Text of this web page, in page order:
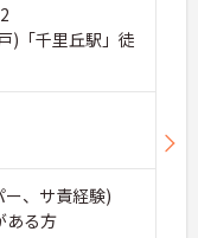
)「千里丘駅」徒
ー、サ責経験)
ある方